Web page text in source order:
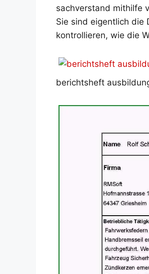
sachverstand mithilfe
Sie sind eigentlich die
kontrollieren, wie die
berichtsheft